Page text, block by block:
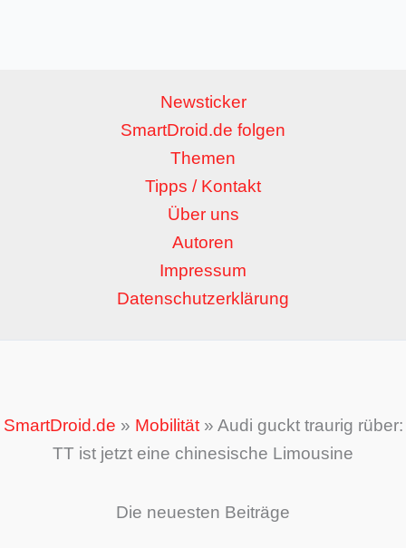
Newsticker
SmartDroid.de folgen
Themen
Tipps / Kontakt
Über uns
Autoren
Impressum
Datenschutzerklärung
SmartDroid.de » Mobilität» Audi guckt traurig rüber:
TT ist jetzt eine chinesische Limousine
Die neuesten Beiträge